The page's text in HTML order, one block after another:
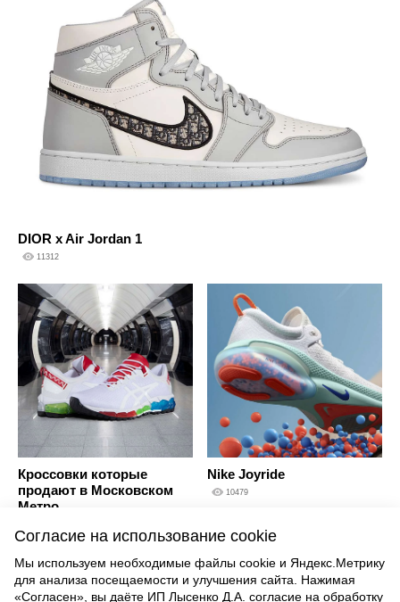
DIOR x Air Jordan 1
11312
Кроссовки которые
продают в Московском
Метро
Nike Joyride
10479
Согласие на использование cookie
Мы используем необходимые файлы cookie и Яндекс.Метрику
для анализа посещаемости и улучшения сайта. Нажимая
«Согласен», вы даёте ИП Лысенко Д.А. согласие на обработку